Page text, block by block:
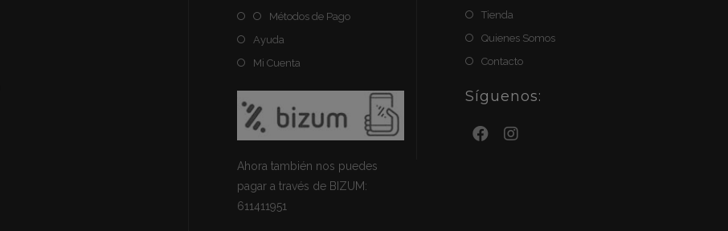
Métodos de Pago
Ayuda
Mi Cuenta
Ahora también nos puedes
pagar a través de BIZUM:
611411951
Tienda
Quienes Somos
Contacto
Síguenos: